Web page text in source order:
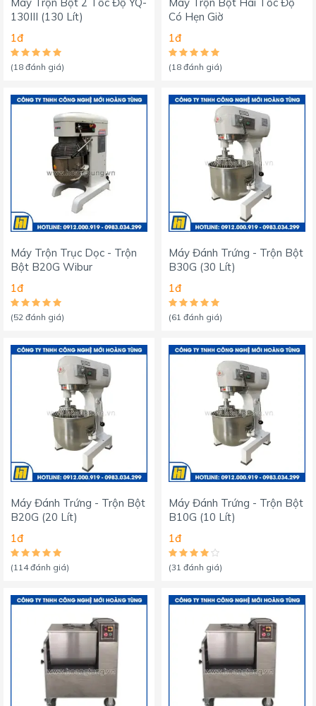
130III (130 Lít)
1đ
(18 đánh giá)
Có Hẹn Giờ
1đ
(18 đánh giá)
Máy Trộn Trục Dọc - Trộn
Bột B20G Wibur
1đ
(52 đánh giá)
Máy Đánh Trứng - Trộn Bột
B30G (30 Lít)
1đ
(61 đánh giá)
Máy Đánh Trứng - Trộn Bột
B20G (20 Lít)
1đ
(114 đánh giá)
Máy Đánh Trứng - Trộn Bột
B10G (10 Lít)
1đ
(31 đánh giá)